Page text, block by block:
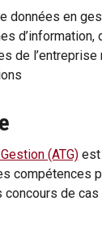
données en
de
(ATG)est
de